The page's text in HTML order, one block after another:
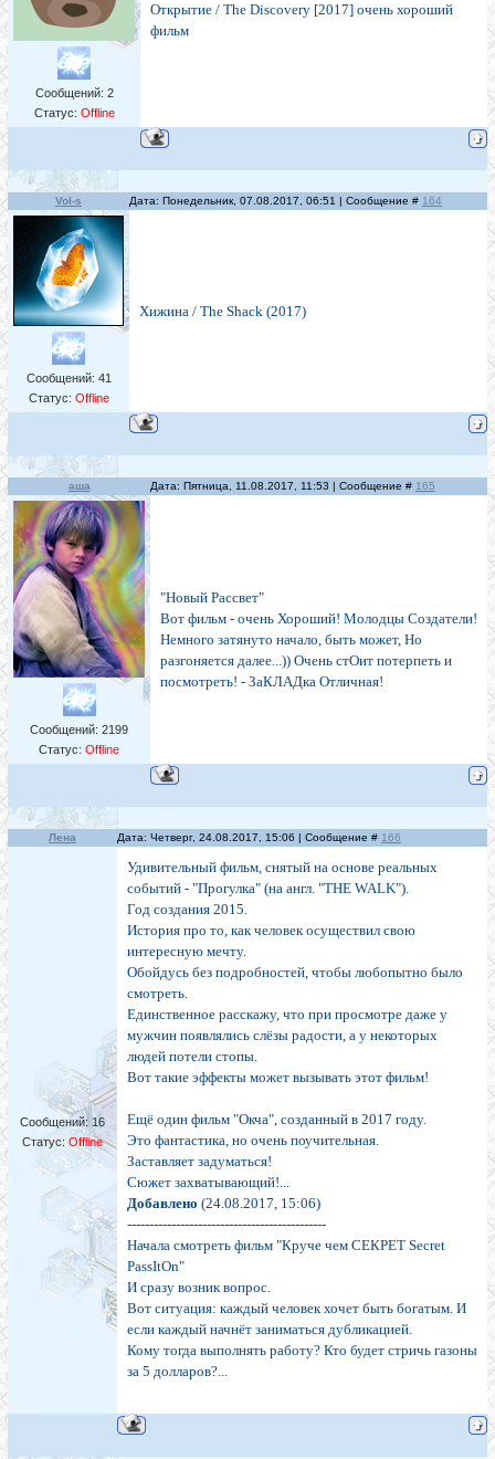
Сообщений: 2
Статус: Offline
Открытие / The Discovery [2017] очень хороший
фильм
Vol-s Дата: Понедельник, 07.08.2017, 06:51 | Сообщение # 164
Сообщений: 41
Статус: Offline
Хижина / The Shack (2017)
аша Дата: Пятница, 11.08.2017, 11:53 | Сообщение # 165
Сообщений: 2199
Статус: Offline
"Новый Рассвет"
Вот фильм - очень Хороший! Молодцы Создатели!
Немного затянуто начало, быть может, Но
разгоняется далее...)) Очень стОит потерпеть и
посмотреть! - ЗаКЛАДка Отличная!
Лена Дата: Четверг, 24.08.2017, 15:06 | Сообщение # 166
Сообщений: 16
Статус: Offline
Удивительный фильм, снятый на основе реальных
событий - "Прогулка" (на англ. "THE WALK").
Год создания 2015.
История про то, как человек осуществил свою
интересную мечту.
Обойдусь без подробностей, чтобы любопытно было
смотреть.
Единственное расскажу, что при просмотре даже у
мужчин появлялись слёзы радости, а у некоторых
людей потели стопы.
Вот такие эффекты может вызывать этот фильм!
Ещё один фильм "Окча", созданный в 2017 году.
Это фантастика, но очень поучительная.
Заставляет задуматься!
Сюжет захватывающий!...
Добавлено (24.08.2017, 15:06)
---------------------------------------------
Начала смотреть фильм "Круче чем СЕКРЕТ Secret
PassItOn"
И сразу возник вопрос.
Вот ситуация: каждый человек хочет быть богатым. И
если каждый начнёт заниматься дубликацией.
Кому тогда выполнять работу? Кто будет стричь газоны
за 5 долларов?...